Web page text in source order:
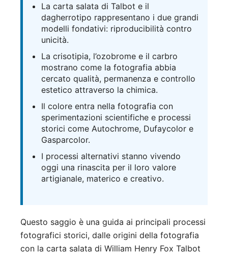
La carta salata di Talbot e il
dagherrotipo rappresentano i due grandi
modelli fondativi: riproducibilità contro
unicità.
La crisotipia, l’ozobrome e il carbro
mostrano come la fotografia abbia
cercato qualità, permanenza e controllo
estetico attraverso la chimica.
Il colore entra nella fotografia con
sperimentazioni scientifiche e processi
storici come Autochrome, Dufaycolor e
Gasparcolor.
I processi alternativi stanno vivendo
oggi una rinascita per il loro valore
artigianale, materico e creativo.
Questo saggio è una guida ai principali processi
fotografici storici, dalle origini della fotografia
con la carta salata di William Henry Fox Talbot